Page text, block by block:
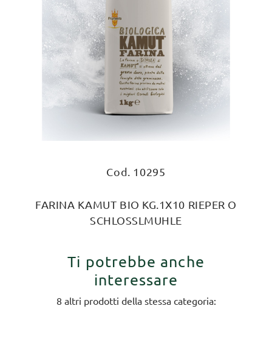
Cod. 10295
FARINA KAMUT BIO KG.1X10 RIEPER O
SCHLOSSLMUHLE
Ti potrebbe anche
interessare
8 altri prodotti della stessa categoria: